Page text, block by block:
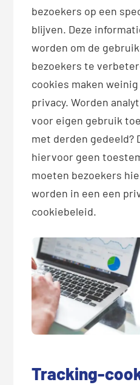
bezoekers op een
blijven. Deze
worden om de
bezoekers te
cookies maken
privacy. Worden
voor eigen gebruik
met derden gedeeld?
hiervoor geen
moeten bezoekers
worden in een een
cookiebeleid.
Tracking-